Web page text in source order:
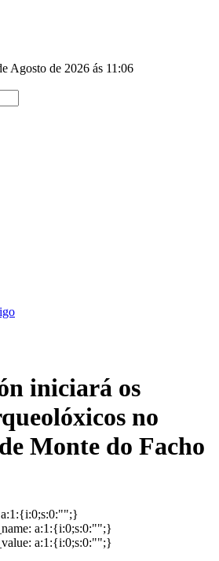
Agosto de 2026 ás 11:06
iniciará os
no
Monte do Facho
a:1:{i:0;s:0:"";}
a:1:{i:0;s:0:"";}
a:1:{i:0;s:0:"";}